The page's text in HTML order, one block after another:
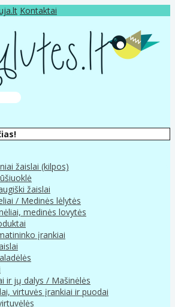
Kontaktai
žaislai (kilpos)
žaislai
/ Medinės lėlytės
medinės lovytės
įrankiai
ir jų dalys / Mašinėlės
virtuvės įrankiai ir puodai